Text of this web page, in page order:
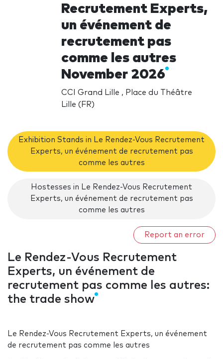
Recrutement Experts,
un événement de
recrutement pas
comme les autres
November 2026
CCI Grand Lille , Place du Théâtre
Lille (FR)
Exhibition Stands in Le Rendez-Vous Recrutement
Experts, un événement de recrutement pas
comme les autres
Hostesses in Le Rendez-Vous Recrutement
Experts, un événement de recrutement pas
comme les autres
Report an error
Le Rendez-Vous Recrutement
Experts, un événement de
recrutement pas comme les autres:
the trade show
Le Rendez-Vous Recrutement Experts, un événement
de recrutement pas comme les autres